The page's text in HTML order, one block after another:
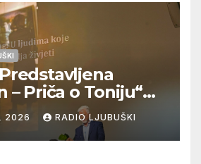
– Priča o Toniju“
Hercega
2026 RADIO LJUBUŠKI